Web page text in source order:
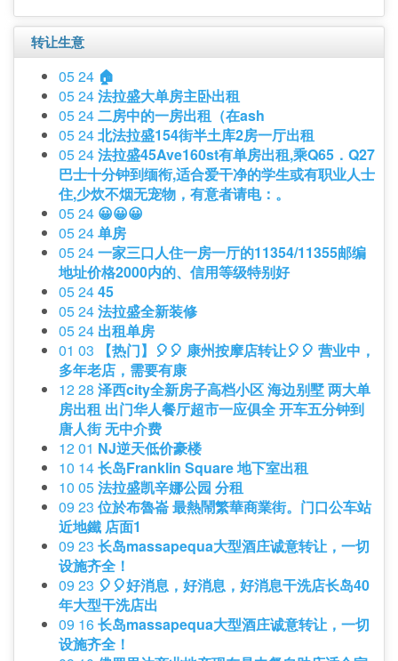
转让生意
05 24 🏠
05 24法拉盛大单房主卧出租
05 24二房中的一房出租（在ash
05 24北法拉盛154街半土库2房一厅出租
05 24法拉盛45Ave160st有单房出租,乘Q65．Q27
巴士十分钟到缅衔,适合爱干净的学生或有职业人士
住,少炊不烟无宠物，有意者请电：。
05 24 😀😀😀
05 24单房
05 24一家三口人住一房一厅的11354/11355邮编
地址价格2000内的、信用等级特别好
05 2445
05 24法拉盛全新装修
05 24 出租单房
01 03
【热门】🎈🎈 康州按摩店转让🎈🎈 营业中，
多年老店，需要有康
12 28 泽西city全新房子高档小区 海边别墅 两大单
房出租 出门华人餐厅超市一应俱全 开车五分钟到
唐人街 无中介费
12 01 NJ逆天低价豪楼
10 14长岛Franklin Square 地下室出租
10 05法拉盛凯辛娜公园 分租
09 23 位於布魯崙 最熱鬧繁華商業街。门口公车站
近地鐵 店面1
09 23 长岛massapequa大型酒庄诚意转让，一切
设施齐全！
09 23 🎈🎈好消息，好消息，好消息干洗店长岛40
年大型干洗店出
09 16长岛massapequa大型酒庄诚意转让，一切
设施齐全！